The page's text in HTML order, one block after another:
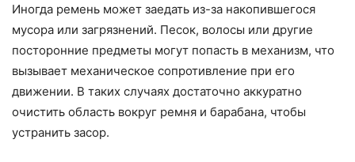
Иногда ремень может заедать из-за накопившегося
мусора или загрязнений. Песок, волосы или другие
посторонние предметы могут попасть в механизм, что
вызывает механическое сопротивление при его
движении. В таких случаях достаточно аккуратно
очистить область вокруг ремня и барабана, чтобы
устранить засор.